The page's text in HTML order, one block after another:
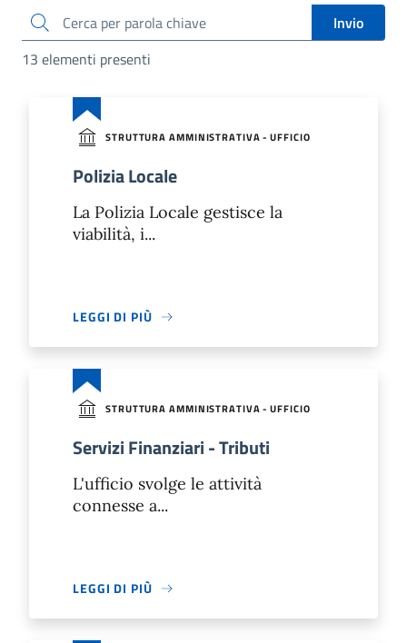
cerca
Invio
13 elementi presenti
STRUTTURA AMMINISTRATIVA - UFFICIO
Polizia Locale
La Polizia Locale gestisce la
viabilità, i...
LEGGI DI PIÙ
STRUTTURA AMMINISTRATIVA - UFFICIO
Servizi Finanziari - Tributi
L'ufficio svolge le attività
connesse a...
LEGGI DI PIÙ